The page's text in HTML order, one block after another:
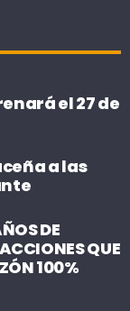
el 27 de
a las
DE
QUE
100%